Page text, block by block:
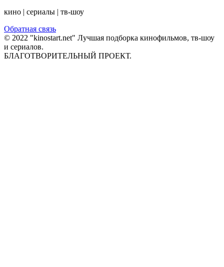
кино | сериалы | тв-шоу
Обратная связь
© 2022 "kinostart.net" Лучшая подборка кинофильмов, тв-шоу
и сериалов.
БЛАГОТВОРИТЕЛЬНЫЙ ПРОЕКТ.